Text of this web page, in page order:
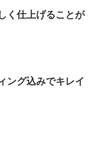
く仕上げることが
ング込みでキレイ